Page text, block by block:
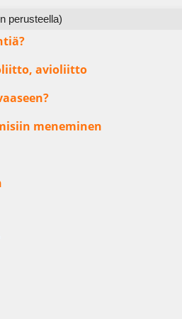
perusteella)
avioliitto
meneminen